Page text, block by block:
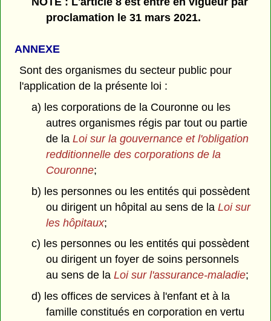
proclamation le 31 mars 2021.
ANNEXE
Sont des organismes du secteur public pour
l'application de la présente loi :
a) les corporations de la Couronne ou les
autres organismes régis par tout ou partie
de laLoi sur la gouvernance et l'obligation
redditionnelle des corporations de la
Couronne;
b) les personnes ou les entités qui possèdent
ou dirigent un hôpital au sens de laLoi sur
les hôpitaux;
c) les personnes ou les entités qui possèdent
ou dirigent un foyer de soins personnels
au sens de laLoi sur l'assurance-maladie;
d) les offices de services à l'enfant et à la
famille constitués en corporation en vertu